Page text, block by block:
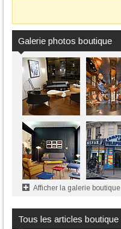
Galerie photos boutique
Afficher la galerie boutique
Tous les articles boutique